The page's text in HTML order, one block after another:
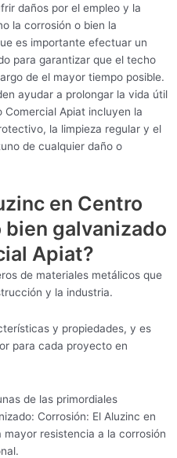
daños por el empleo y la
la corrosión o bien la
es importante efectuar un
para garantizar que el techo
de el mayor tiempo posible.
ayudar a prolongar la vida útil
Apiat incluyen la
la limpieza regular y el
de cualquier daño o
en Centro
galvanizado
Apiat?
de materiales metálicos que
y la industria.
y propiedades, y es
para cada proyecto en
de las primordiales
Corrosión: El Aluzinc en
resistencia a la corrosión